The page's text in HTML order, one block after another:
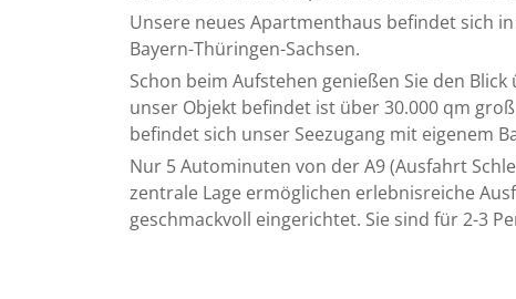
Unsere neues Apartmenthaus befindet sich
Bayern-Thüringen-Sachsen.
Schon beim Aufstehen genießen Sie den
unser Objekt befindet ist über 30.000 qm
befindet sich unser Seezugang mit eigenem
Nur 5 Autominuten von der A9 (Ausfahrt
zentrale Lage ermöglichen erlebnisreiche
geschmackvoll eingerichtet. Sie sind für 2-3